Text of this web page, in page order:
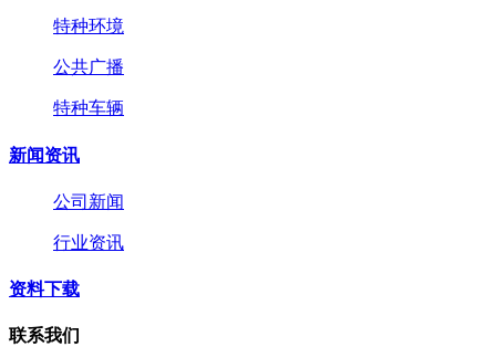
特种环境
公共广播
特种车辆
新闻资讯
公司新闻
行业资讯
资料下载
联系我们